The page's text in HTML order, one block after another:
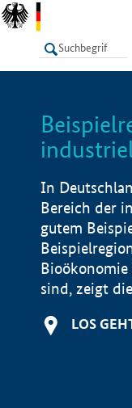
LISTE
In
Bereich der
gutem
sind, zeigt
LOS